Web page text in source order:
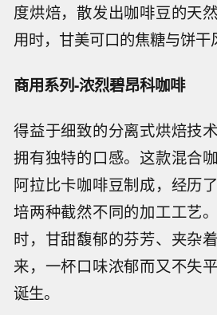
度烘焙，散发出咖啡豆的天
用时，甘美可口的焦糖与饼干
商用系列-浓烈碧昂科咖啡
得益于细致的分离式烘焙技
拥有独特的口感。这款混合
阿拉比卡咖啡豆制成，经历
培两种截然不同的加工工艺
时，甘甜馥郁的芬芳、夹杂
来，一杯口味浓郁而又不失
诞生。